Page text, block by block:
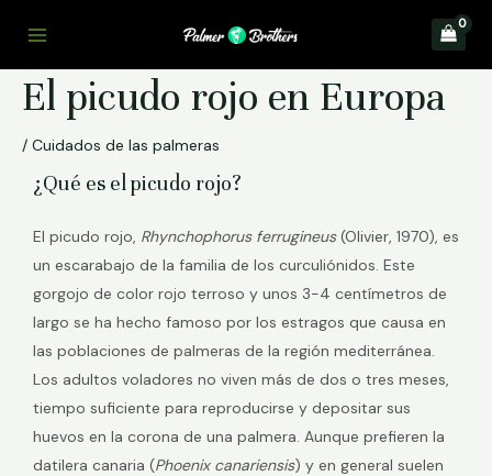
El picudo rojo en Europa
/ Cuidados de las palmeras
¿Qué es el picudo rojo?
El picudo rojo, Rhynchophorus ferrugineus(Olivier, 1970), es
un escarabajo de la familia de los curculiónidos. Este
gorgojo de color rojo terroso y unos 3-4 centímetros de
largo se ha hecho famoso por los estragos que causa en
las poblaciones de palmeras de la región mediterránea.
Los adultos voladores no viven más de dos o tres meses,
tiempo suficiente para reproducirse y depositar sus
huevos en la corona de una palmera. Aunque prefieren la
datilera canaria (Phoenix canariensis) y en general suelen